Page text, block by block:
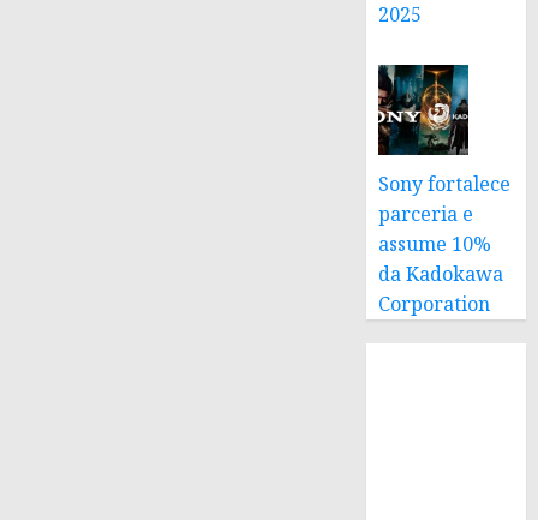
2025
Sony fortalece
parceria e
assume 10%
da Kadokawa
Corporation